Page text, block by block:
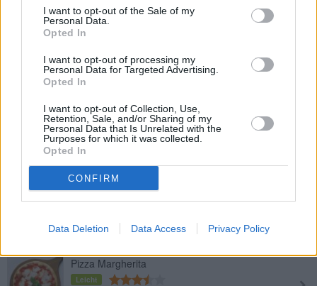
I want to opt-out of the Sale of my
Personal Data.
Opted In
I want to opt-out of processing my
Personal Data for Targeted Advertising.
Opted In
I want to opt-out of Collection, Use,
Retention, Sale, and/or Sharing of my
Personal Data that Is Unrelated with the
Purposes for which it was collected.
Opted In
CONFIRM
Data Deletion Data Access Privacy Policy
Pizza quattro formaggi
Leicht
Pizza Capricciosa
Mittel
Kartoffelpizza mit Rosmarin und
Pinienkernen
Leicht
Pizza al Prosciutto e funghi
Pizza Margherita
Leicht